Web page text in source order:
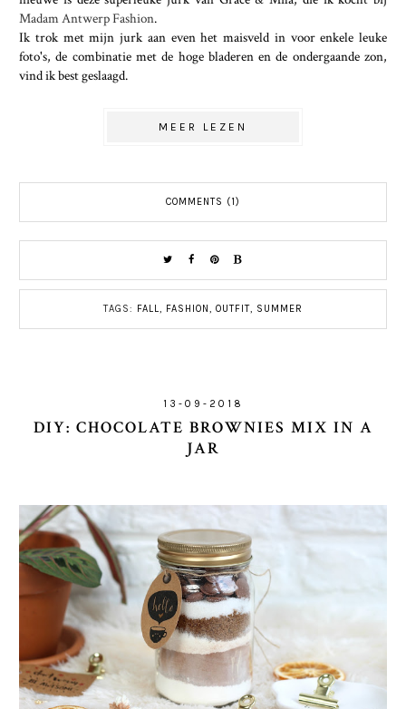
Madam Antwerp Fashion.
Ik trok met mijn jurk aan even het maisveld in voor enkele leuke
foto's, de combinatie met de hoge bladeren en de ondergaande zon,
vind ik best geslaagd.
MEER LEZEN
COMMENTS (1)
TAGS: FALL, FASHION, OUTFIT, SUMMER
13-09-2018
DIY: CHOCOLATE BROWNIES MIX IN A
JAR